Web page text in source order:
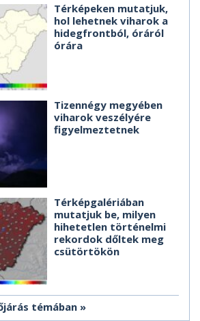
Térképeken mutatjuk,
hol lehetnek viharok a
hidegfrontból, óráról
órára
Tizennégy megyében
viharok veszélyére
figyelmeztetnek
Térképgalériában
mutatjuk be, milyen
hihetetlen történelmi
rekordok dőltek meg
csütörtökön
témában